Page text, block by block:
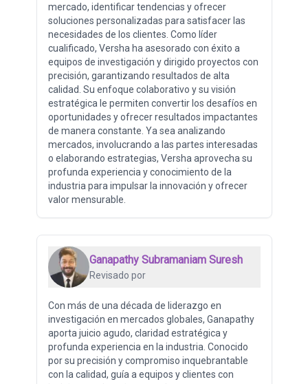
mercado, identificar tendencias y ofrecer
soluciones personalizadas para satisfacer las
necesidades de los clientes. Como líder
cualificado, Versha ha asesorado con éxito a
equipos de investigación y dirigido proyectos con
precisión, garantizando resultados de alta
calidad. Su enfoque colaborativo y su visión
estratégica le permiten convertir los desafíos en
oportunidades y ofrecer resultados impactantes
de manera constante. Ya sea analizando
mercados, involucrando a las partes interesadas
o elaborando estrategias, Versha aprovecha su
profunda experiencia y conocimiento de la
industria para impulsar la innovación y ofrecer
valor mensurable.
Ganapathy Subramaniam Suresh
Revisado por
Con más de una década de liderazgo en
investigación en mercados globales, Ganapathy
aporta juicio agudo, claridad estratégica y
profunda experiencia en la industria. Conocido
por su precisión y compromiso inquebrantable
con la calidad, guía a equipos y clientes con